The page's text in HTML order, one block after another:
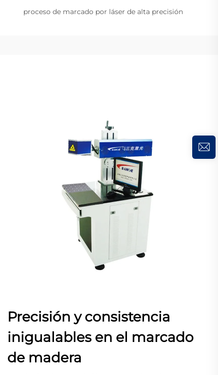
proceso de marcado por láser de alta precisión
Precisión y consistencia
inigualables en el marcado
de madera